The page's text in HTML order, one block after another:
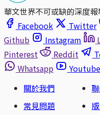
華文世界不可或缺的深度
Facebook
Twitter
Github
Instagram
Pinterest
Reddit
Whatsapp
Youtube
關於我們
常見問題